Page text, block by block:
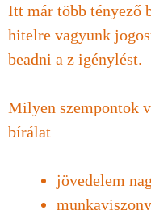
Itt már több tényező
hitelre vagyunk
beadni a z igénylést.
Milyen szempontok
bírálat
jövedelem